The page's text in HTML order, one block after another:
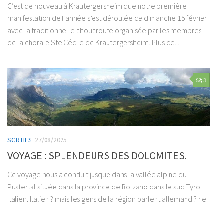
C’est de nouveau à Krautergersheim que notre première
manifestation de l’année s’est déroulée ce dimanche 15 février
avec la traditionnelle choucroute organisée par les membres
de la chorale Ste Cécile de Krautergersheim. Plus de...
3
SORTIES 27/08/2025
VOYAGE : SPLENDEURS DES DOLOMITES.
Ce voyage nous a conduit jusque dans la vallée alpine du
Pustertal située dans la province de Bolzano dans le sud Tyrol
Italien. Italien ? mais les gens de la région parlent allemand ? ne